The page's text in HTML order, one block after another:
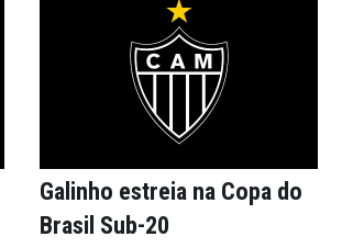
Galinho estreia na Copa do
Brasil Sub-20